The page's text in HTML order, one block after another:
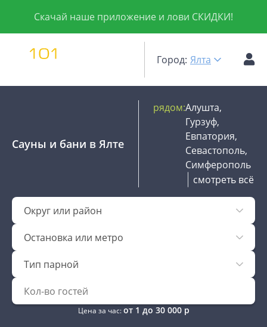
Скачай наше приложение и лови СКИДКИ!
Город: Ялта
Сауны и бани в Ялте
рядом:Алушта,
Гурзуф,
Евпатория,
Севастополь,
Симферополь
смотреть всё
Округ или район
Остановка или метро
Тип парной
Цена за час:от 1 до 30 000р